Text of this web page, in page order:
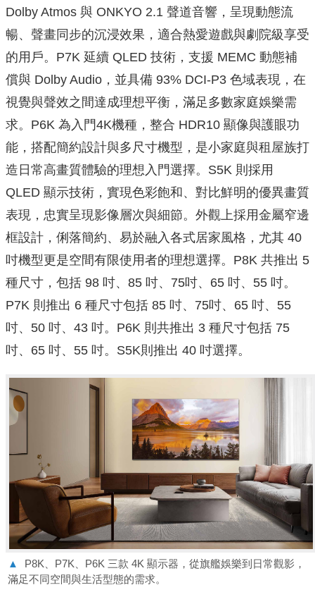
Dolby Atmos 與 ONKYO 2.1 聲道音響，呈現動態流
暢、聲畫同步的沉浸效果，適合熱愛遊戲與劇院級享受
的用戶。P7K 延續 QLED 技術，支援 MEMC 動態補
償與 Dolby Audio，並具備 93% DCI-P3 色域表現，在
視覺與聲效之間達成理想平衡，滿足多數家庭娛樂需
求。P6K 為入門4K機種，整合 HDR10 顯像與護眼功
能，搭配簡約設計與多尺寸機型，是小家庭與租屋族打
造日常高畫質體驗的理想入門選擇。S5K 則採用
QLED 顯示技術，實現色彩飽和、對比鮮明的優異畫質
表現，忠實呈現影像層次與細節。外觀上採用金屬窄邊
框設計，俐落簡約、易於融入各式居家風格，尤其 40
吋機型更是空間有限使用者的理想選擇。P8K 共推出 5
種尺寸，包括 98 吋、85 吋、75吋、65 吋、55 吋。
P7K 則推出 6 種尺寸包括 85 吋、75吋、65 吋、55
吋、50 吋、43 吋。P6K 則共推出 3 種尺寸包括 75
吋、65 吋、55 吋。S5K則推出 40 吋選擇。
▲
P8K、P7K、P6K 三款 4K 顯示器，從旗艦娛樂到日常觀影，
滿足不同空間與生活型態的需求。